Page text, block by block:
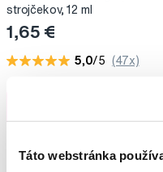
Táto webstránka
strojčekov, 12 ml
1,65 €
5,0/5 (47x)